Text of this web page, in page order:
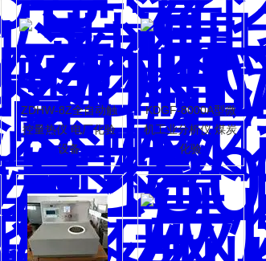
ZDHW-8Z全自动触
控量热仪 电厂化验
设备
KDGF-8000A型微
机工业分析仪 煤炭
化验